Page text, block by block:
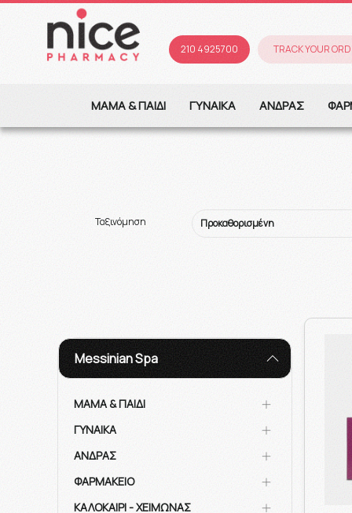
210 4925700 TRACK YOUR
ΜΑΜΑ & ΠΑΙΔΙ ΓΥΝΑΙΚΑ ΑΝΔΡΑΣ
Ταξινόμηση
Messinian Spa
ΜΑΜΑ & ΠΑΙΔΙ
ΓΥΝΑΙΚΑ
ΑΝΔΡΑΣ
ΦΑΡΜΑΚΕΙΟ
ΚΑΛΟΚΑΙΡΙ - ΧΕΙΜΩΝΑΣ